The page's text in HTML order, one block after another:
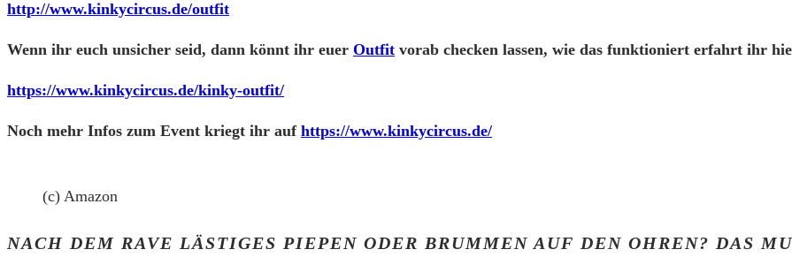
http://www.kinkycircus.de/outfit
Wenn ihr euch unsicher seid, dann könnt ihr euer Outfit vorab checken lassen, wie das funktioniert erfahrt ihr
https://www.kinkycircus.de/kinky-outfit/
Noch mehr Infos zum Event kriegt ihr auf https://www.kinkycircus.de/
(c) Amazon
NACH DEM RAVE LÄSTIGES PIEPEN ODER BRUMMEN AUF DEN OHREN? DAS